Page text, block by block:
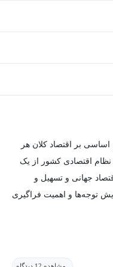
بر اقتصاد کلان هر
نظام اقتصادی کشور از یک
جهانی و تسهیل و
توجه‌ها و اهمیت فراگیری
دو بخش بانکداری داخلی و
می‌دهد گفته می‌شود و